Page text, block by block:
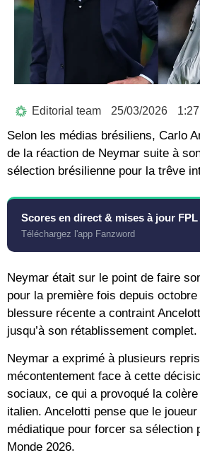
Editorial team 25/03/2026
Selon les médias brésiliens, Carlo
de la réaction de Neymar suite à
sélection brésilienne pour la trêve
Scores en direct & mises à jour FPL
Téléchargez l'app Fanzword
Neymar était sur le point de faire
pour la première fois depuis
blessure récente a contraint
jusqu’à son rétablissement complet.
Neymar a exprimé à plusieurs
mécontentement face à cette
sociaux, ce qui a provoqué la
italien. Ancelotti pense que le
médiatique pour forcer sa sélection
Monde 2026.